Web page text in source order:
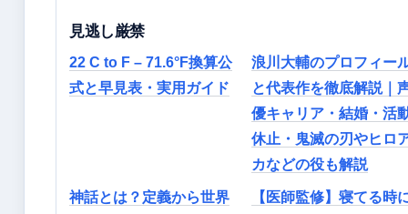
見逃し厳禁
22 C to F – 71.6°F換算公
式と早見表・実用ガイド
浪川大輔のプロフィー
と代表作を徹底解説｜
優キャリア・結婚・活
休止・鬼滅の刃やヒロ
カなどの役も解説
神話とは？定義から世界
【医師監修】寝てる時